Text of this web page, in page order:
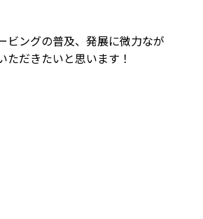
ビングの普及、発展に微力なが
ただきたいと思います！